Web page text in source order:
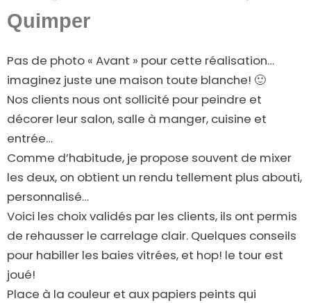
Quimper
Pas de photo « Avant » pour cette réalisation…
imaginez juste une maison toute blanche! 🙂
Nos clients nous ont sollicité pour peindre et
décorer leur salon, salle à manger, cuisine et
entrée…
Comme d’habitude, je propose souvent de mixer
les deux, on obtient un rendu tellement plus abouti,
personnalisé…
Voici les choix validés par les clients, ils ont permis
de rehausser le carrelage clair. Quelques conseils
pour habiller les baies vitrées, et hop! le tour est
joué!
Place à la couleur et aux papiers peints qui